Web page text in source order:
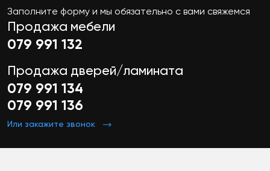
Заполните форму и мы обязательно с вами свяжемся
Продажа мебели
079 991 132
Продажа дверей/ламината
079 991 134
079 991 136
Или закажите звонок